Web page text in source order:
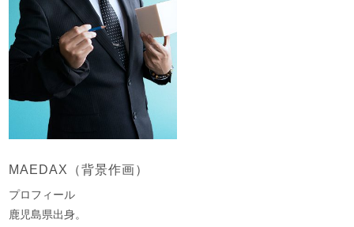
MAEDAX（背景作画）
プロフィール
鹿児島県出身。